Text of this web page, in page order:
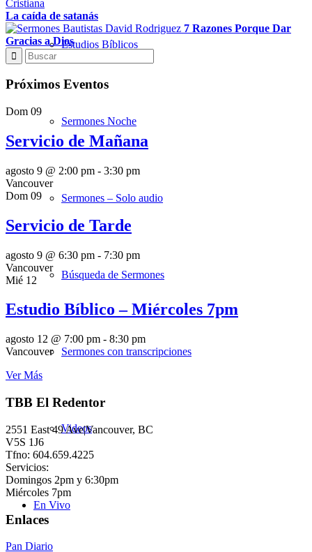
Estudios Bíblicos
Sermones Noche
Sermones – Solo audio
Búsqueda de Sermones
Sermones con transcripciones
Videos
En Vivo
La caída de satanás
7 Razones Porque Dar
Gracias a Dios
Próximos Eventos
Dom 09
Servicio de Mañana
agosto 9 @ 2:00 pm - 3:30 pm
Vancouver
Dom 09
Servicio de Tarde
agosto 9 @ 6:30 pm - 7:30 pm
Vancouver
Mié 12
Estudio Bíblico – Miércoles 7pm
agosto 12 @ 7:00 pm - 8:30 pm
Vancouver
Ver Más
TBB El Redentor
2551 East 49 Ave|Vancouver, BC
V5S 1J6
Tfno: 604.659.4225
Servicios:
Domingos 2pm y 6:30pm
Miércoles 7pm
Enlaces
Pan Diario